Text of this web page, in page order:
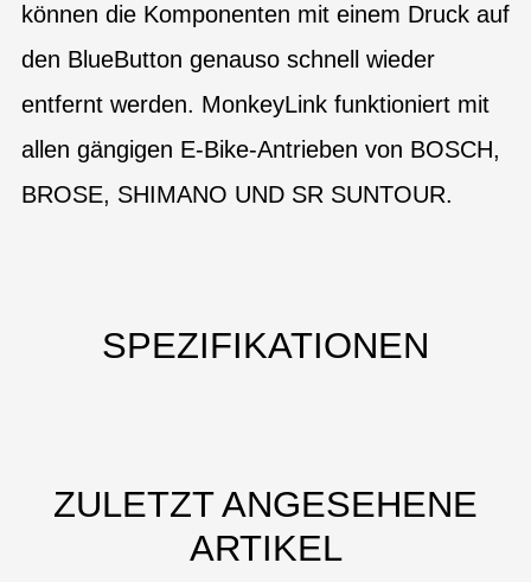
können die Komponenten mit einem Druck auf
den BlueButton genauso schnell wieder
entfernt werden. MonkeyLink funktioniert mit
allen gängigen E-Bike-Antrieben von BOSCH,
BROSE, SHIMANO UND SR SUNTOUR.
SPEZIFIKATIONEN
ZULETZT ANGESEHENE
ARTIKEL